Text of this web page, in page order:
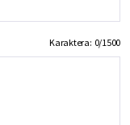
Karaktera: 0/1500